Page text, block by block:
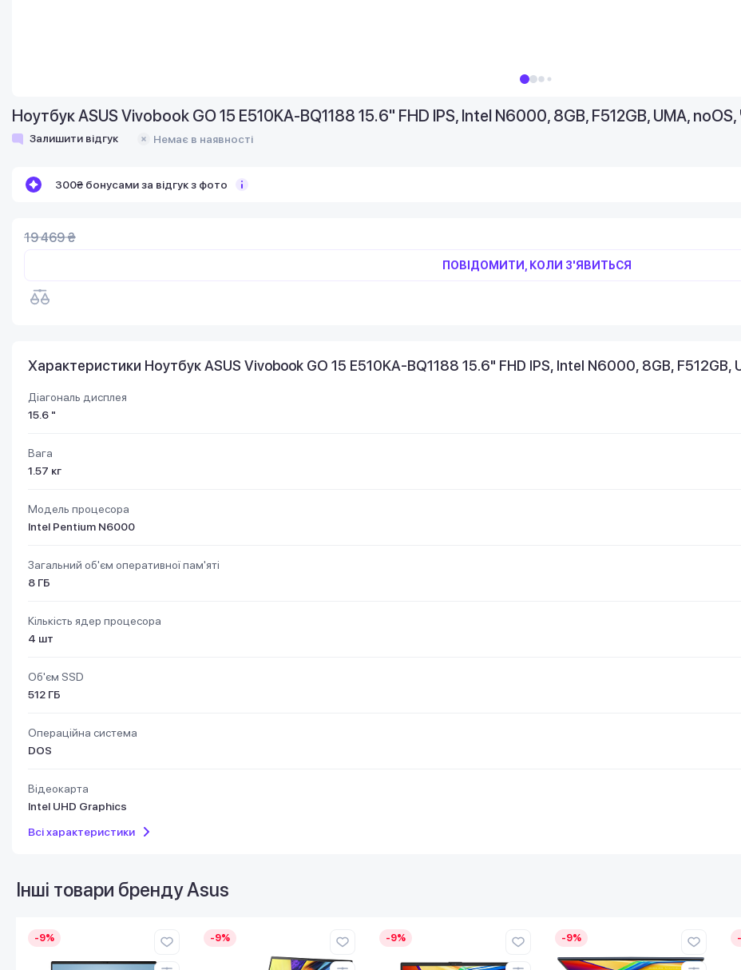
Ноутбук ASUS Vivobook GO 15 E510KA-BQ1188 15.6" FHD IPS, Intel N6000, 8GB, F512GB, UMA,
Залишити відгук Немає в наявності
300₴ бонусами за відгук з фото
19 469 ₴
ПОВІДОМИТИ, КОЛИ З'ЯВИТЬСЯ
Характеристики Ноутбук ASUS Vivobook GO 15 E510KA-BQ1188 15.6" FHD IPS, Intel N6000, 8GB, F512GB,
Діагональ дисплея
15.6 "
Вага
1.57 кг
Модель процесора
Intel Pentium N6000
Загальний об'єм оперативної пам'яті
8 ГБ
Кількість ядер процесора
4 шт
Об'єм SSD
512 ГБ
Операційна система
DOS
Відеокарта
Intel UHD Graphics
Всі характеристики
Інші товари брендуAsus
-9% -9% -9% -9%